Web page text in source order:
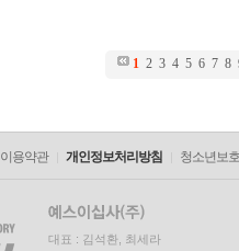
1 2 3 4 5 6 7 8
이용약관 개인정보처리방침 청소년보
대표 : 김석환, 최세라